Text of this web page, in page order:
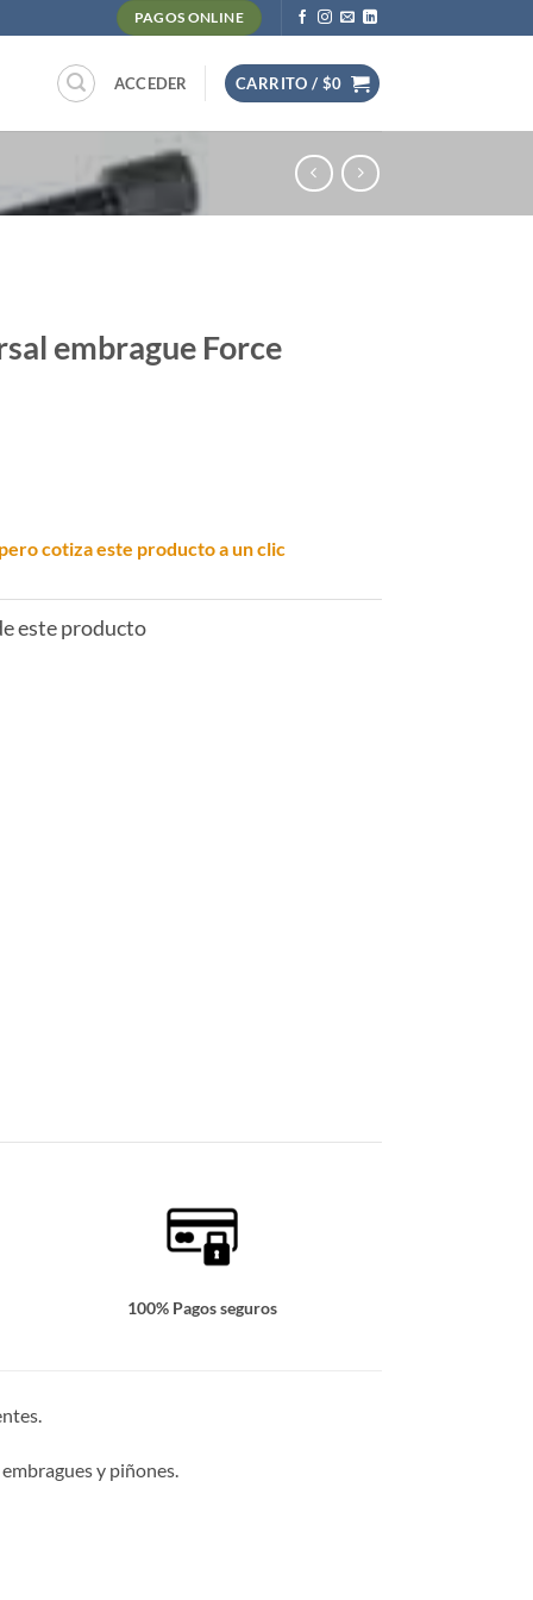
PAGOS ONLINE
ACCEDER CARRITO / $0
embrague Force
cotiza este producto a un clic
este producto
100% Pagos seguros
y piñones.